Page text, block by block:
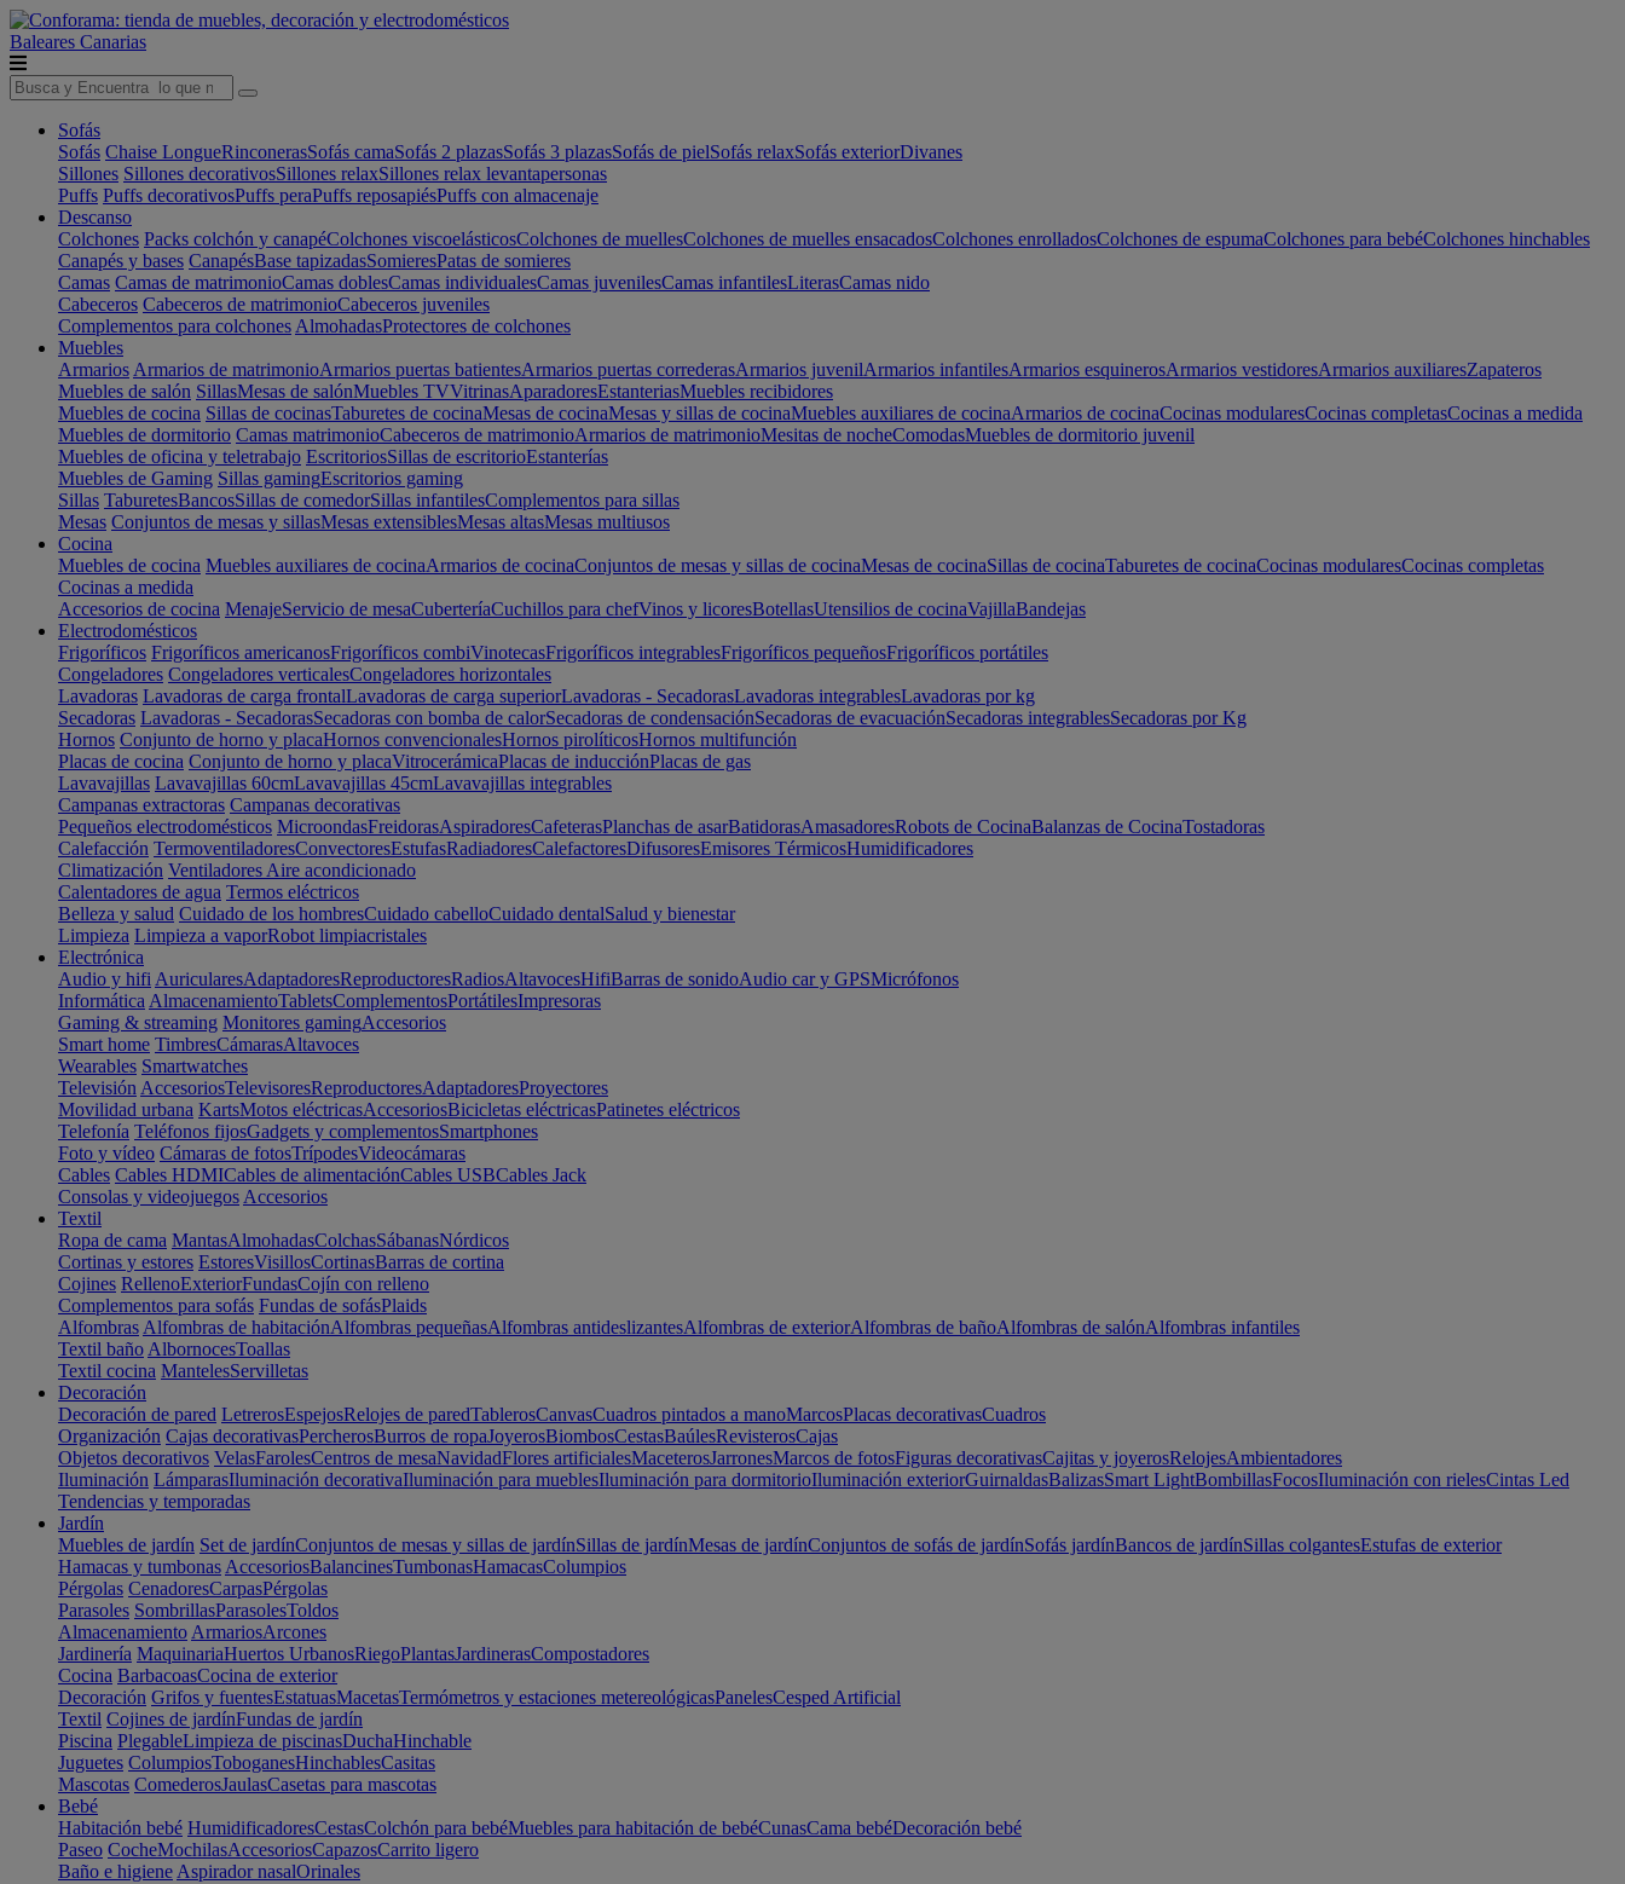
Baleares Canarias
Sofás
Sofás Chaise LongueRinconerasSofás camaSofás 2 plazasSofás 3 plazasSofás de pielSofás relaxSofás exteriorDivanes
Sillones Sillones decorativosSillones relaxSillones relax levantapersonas
Puffs Puffs decorativosPuffs peraPuffs reposapiésPuffs con almacenaje
Descanso
Colchones Packs colchón y canapéColchones viscoelásticosColchones de muellesColchones de muelles ensacadosColchones enrolladosColchones de espumaColchones para bebéColchones hinchables
Canapés y bases CanapésBase tapizadasSomieresPatas de somieres
Camas Camas de matrimonioCamas doblesCamas individualesCamas juvenilesCamas infantilesLiterasCamas nido
Cabeceros Cabeceros de matrimonioCabeceros juveniles
Complementos para colchones AlmohadasProtectores de colchones
Muebles
Armarios Armarios de matrimonioArmarios puertas batientesArmarios puertas correderasArmarios juvenilArmarios infantilesArmarios esquinerosArmarios vestidoresArmarios auxiliaresZapateros
Muebles de salón SillasMesas de salónMuebles TVVitrinasAparadoresEstanteriasMuebles recibidores
Muebles de cocina Sillas de cocinasTaburetes de cocinaMesas de cocinaMesas y sillas de cocinaMuebles auxiliares de cocinaArmarios de cocinaCocinas modularesCocinas completasCocinas a medida
Muebles de dormitorio Camas matrimonioCabeceros de matrimonioArmarios de matrimonioMesitas de nocheComodasMuebles de dormitorio juvenil
Muebles de oficina y teletrabajo EscritoriosSillas de escritorioEstanterías
Muebles de Gaming Sillas gamingEscritorios gaming
Sillas TaburetesBancosSillas de comedorSillas infantilesComplementos para sillas
Mesas Conjuntos de mesas y sillasMesas extensiblesMesas altasMesas multiusos
Cocina
Muebles de cocina Muebles auxiliares de cocinaArmarios de cocinaConjuntos de mesas y sillas de cocinaMesas de cocinaSillas de cocinaTaburetes de cocinaCocinas modularesCocinas completas
Cocinas a medida
Accesorios de cocina MenajeServicio de mesaCuberteríaCuchillos para chefVinos y licoresBotellasUtensilios de cocinaVajillaBandejas
Electrodomésticos
Frigoríficos Frigoríficos americanosFrigoríficos combiVinotecasFrigoríficos integrablesFrigoríficos pequeñosFrigoríficos portátiles
Congeladores Congeladores verticalesCongeladores horizontales
Lavadoras Lavadoras de carga frontalLavadoras de carga superiorLavadoras - SecadorasLavadoras integrablesLavadoras por kg
Secadoras Lavadoras - SecadorasSecadoras con bomba de calorSecadoras de condensaciónSecadoras de evacuaciónSecadoras integrablesSecadoras por Kg
Hornos Conjunto de horno y placaHornos convencionalesHornos pirolíticosHornos multifunción
Placas de cocina Conjunto de horno y placaVitrocerámicaPlacas de inducciónPlacas de gas
Lavavajillas Lavavajillas 60cmLavavajillas 45cmLavavajillas integrables
Campanas extractoras Campanas decorativas
Pequeños electrodomésticos MicroondasFreidorasAspiradoresCafeterasPlanchas de asarBatidorasAmasadoresRobots de CocinaBalanzas de CocinaTostadoras
Calefacción TermoventiladoresConvectoresEstufasRadiadoresCalefactoresDifusoresEmisores TérmicosHumidificadores
Climatización Ventiladores Aire acondicionado
Calentadores de agua Termos eléctricos
Belleza y salud Cuidado de los hombresCuidado cabelloCuidado dentalSalud y bienestar
Limpieza Limpieza a vaporRobot limpiacristales
Electrónica
Audio y hifi AuricularesAdaptadoresReproductoresRadiosAltavocesHifiBarras de sonidoAudio car y GPSMicrófonos
Informática AlmacenamientoTabletsComplementosPortátilesImpresoras
Gaming & streaming Monitores gamingAccesorios
Smart home TimbresCámarasAltavoces
Wearables Smartwatches
Televisión AccesoriosTelevisoresReproductoresAdaptadoresProyectores
Movilidad urbana KartsMotos eléctricasAccesoriosBicicletas eléctricasPatinetes eléctricos
Telefonía Teléfonos fijosGadgets y complementosSmartphones
Foto y vídeo Cámaras de fotosTrípodesVideocámaras
Cables Cables HDMICables de alimentaciónCables USBCables Jack
Consolas y videojuegos Accesorios
Textil
Ropa de cama MantasAlmohadasColchasSábanasNórdicos
Cortinas y estores EstoresVisillosCortinasBarras de cortina
Cojines RellenoExteriorFundasCojín con relleno
Complementos para sofás Fundas de sofásPlaids
Alfombras Alfombras de habitaciónAlfombras pequeñasAlfombras antideslizantesAlfombras de exteriorAlfombras de bañoAlfombras de salónAlfombras infantiles
Textil baño AlbornocesToallas
Textil cocina MantelesServilletas
Decoración
Decoración de pared LetrerosEspejosRelojes de paredTablerosCanvasCuadros pintados a manoMarcosPlacas decorativasCuadros
Organización Cajas decorativasPercherosBurros de ropaJoyerosBiombosCestasBaúlesRevisterosCajas
Objetos decorativos VelasFarolesCentros de mesaNavidadFlores artificialesMaceterosJarronesMarcos de fotosFiguras decorativasCajitas y joyerosRelojesAmbientadores
Iluminación LámparasIluminación decorativaIluminación para mueblesIluminación para dormitorioIluminación exteriorGuirnaldasBalizasSmart LightBombillasFocosIluminación con rielesCintas Led
Tendencias y temporadas
Jardín
Muebles de jardín Set de jardínConjuntos de mesas y sillas de jardínSillas de jardínMesas de jardínConjuntos de sofás de jardínSofás jardínBancos de jardínSillas colgantesEstufas de exterior
Hamacas y tumbonas AccesoriosBalancinesTumbonasHamacasColumpios
Pérgolas CenadoresCarpasPérgolas
Parasoles SombrillasParasolesToldos
Almacenamiento ArmariosArcones
Jardinería MaquinariaHuertos UrbanosRiegoPlantasJardinerasCompostadores
Cocina BarbacoasCocina de exterior
Decoración Grifos y fuentesEstatuasMacetasTermómetros y estaciones metereológicasPanelesCesped Artificial
Textil Cojines de jardínFundas de jardín
Piscina PlegableLimpieza de piscinasDuchaHinchable
Juguetes ColumpiosToboganesHinchablesCasitas
Mascotas ComederosJaulasCasetas para mascotas
Bebé
Habitación bebé HumidificadoresCestasColchón para bebéMuebles para habitación de bebéCunasCama bebéDecoración bebé
Paseo CocheMochilasAccesoriosCapazosCarrito ligero
Baño e higiene Aspirador nasalOrinales